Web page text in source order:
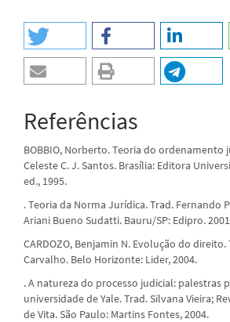
Referências
BOBBIO, Norberto. Teoria do ordenamento
Celeste C. J. Santos. Brasília: Editora
ed., 1995.
. Teoria da Norma Jurídica. Trad. Fernando
Ariani Bueno Sudatti. Bauru/SP: Edipro.
CARDOZO, Benjamin N. Evolução do
Carvalho. Belo Horizonte: Lider, 2004.
. A natureza do processo judicial: palestras
universidade de Yale. Trad. Silvana Vieira;
de Vita. São Paulo: Martins Fontes, 2004.